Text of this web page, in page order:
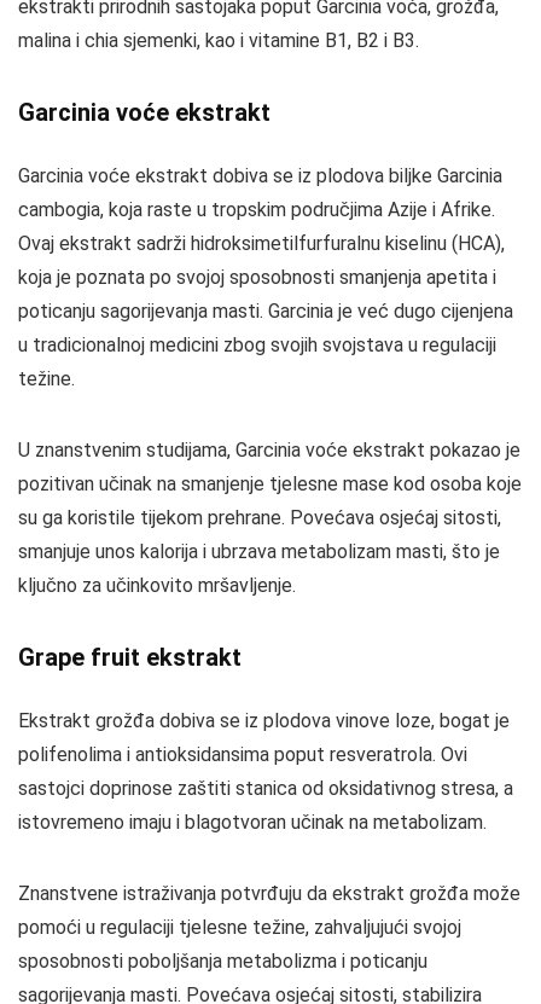
ekstrakti prirodnih sastojaka poput Garcinia voća, grožđa,
malina i chia sjemenki, kao i vitamine B1, B2 i B3.
Garcinia voće ekstrakt
Garcinia voće ekstrakt dobiva se iz plodova biljke Garcinia
cambogia, koja raste u tropskim područjima Azije i Afrike.
Ovaj ekstrakt sadrži hidroksimetilfurfuralnu kiselinu (HCA),
koja je poznata po svojoj sposobnosti smanjenja apetita i
poticanju sagorijevanja masti. Garcinia je već dugo cijenjena
u tradicionalnoj medicini zbog svojih svojstava u regulaciji
težine.
U znanstvenim studijama, Garcinia voće ekstrakt pokazao je
pozitivan učinak na smanjenje tjelesne mase kod osoba koje
su ga koristile tijekom prehrane. Povećava osjećaj sitosti,
smanjuje unos kalorija i ubrzava metabolizam masti, što je
ključno za učinkovito mršavljenje.
Grape fruit ekstrakt
Ekstrakt grožđa dobiva se iz plodova vinove loze, bogat je
polifenolima i antioksidansima poput resveratrola. Ovi
sastojci doprinose zaštiti stanica od oksidativnog stresa, a
istovremeno imaju i blagotvoran učinak na metabolizam.
Znanstvene istraživanja potvrđuju da ekstrakt grožđa može
pomoći u regulaciji tjelesne težine, zahvaljujući svojoj
sposobnosti poboljšanja metabolizma i poticanju
sagorijevanja masti. Povećava osjećaj sitosti, stabilizira